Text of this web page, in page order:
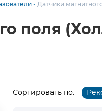
Датчики
поля
Сортировать по: